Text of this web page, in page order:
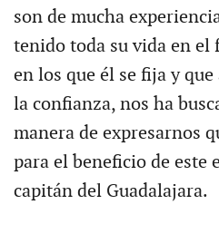
son de mucha
tenido toda su vida en
en los que él se fija y
la confianza, nos ha
manera de expresarnos
para el beneficio de este
capitán del Guadalajara.